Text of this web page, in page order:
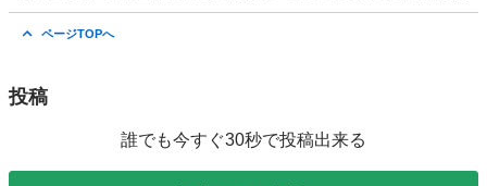
ページTOPへ
投稿
誰でも今すぐ30秒で投稿出来る